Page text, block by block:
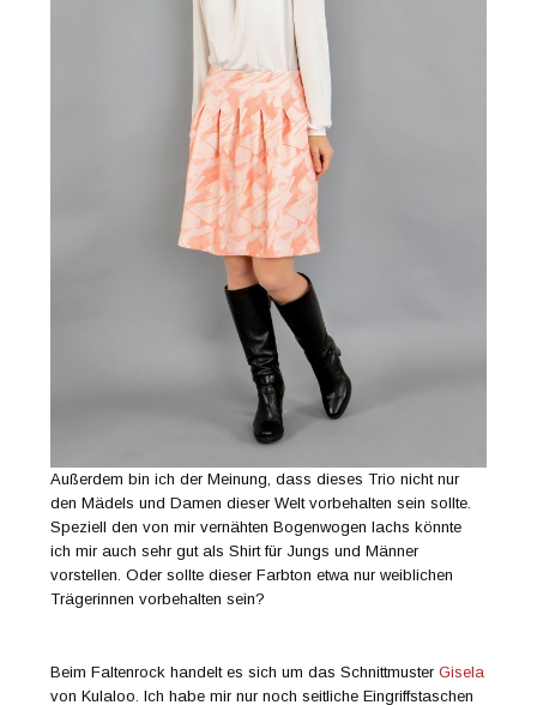
Außerdem bin ich der Meinung, dass dieses Trio nicht nur
den Mädels und Damen dieser Welt vorbehalten sein sollte.
Speziell den von mir vernähten Bogenwogen lachs könnte
ich mir auch sehr gut als Shirt für Jungs und Männer
vorstellen. Oder sollte dieser Farbton etwa nur weiblichen
Trägerinnen vorbehalten sein?
Beim Faltenrock handelt es sich um das SchnittmusterGisela
von Kulaloo. Ich habe mir nur noch seitliche Eingriffstaschen